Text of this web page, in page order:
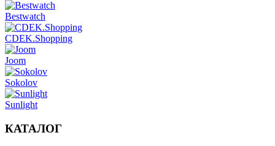
Bestwatch
CDEK.Shopping
Joom
Sokolov
Sunlight
КАТАЛОГ